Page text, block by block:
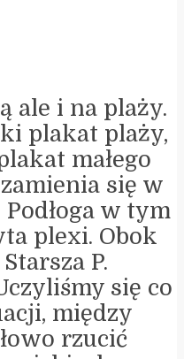
ale i na plaży.
plakat plaży,
małego
się w
Podłoga w tym
plexi. Obok
P.
się co
między
rzucić